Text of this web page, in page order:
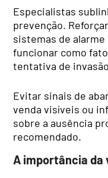
Especialistas
prevenção.
sistemas de
funcionar como
tentativa de
Evitar sinais de
venda visíveis ou
sobre a ausência
recomendado.
A importância da